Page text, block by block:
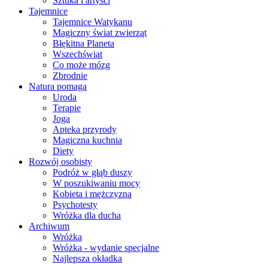
Tajemnice
Tajemnice Watykanu
Magiczny świat zwierząt
Błękitna Planeta
Wszechświat
Co może mózg
Zbrodnie
Natura pomaga
Uroda
Terapie
Joga
Apteka przyrody
Magiczna kuchnia
Diety
Rozwój osobisty
Podróż w głąb duszy
W poszukiwaniu mocy
Kobieta i mężczyzna
Psychotesty
Wróżka dla ducha
Archiwum
Wróżka
Wróżka - wydanie specjalne
Najlepsza okładka